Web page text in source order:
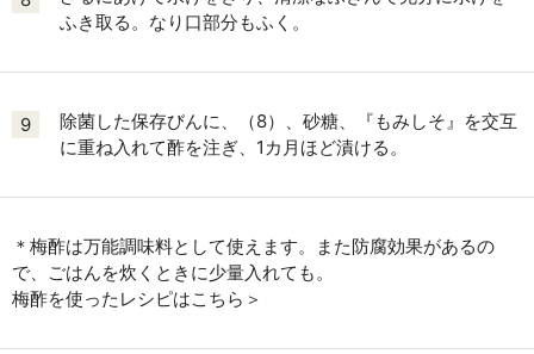
ふき取る。なり口部分もふく。
9
除菌した保存びんに、（8）、砂糖、『もみしそ』を交互
に重ね入れて酢を注ぎ、1カ月ほど漬ける。
＊梅酢は万能調味料として使えます。また防腐効果があるの
で、ごはんを炊くときに少量入れても。
梅酢を使ったレシピはこちら＞